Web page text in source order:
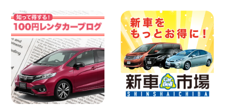
戸店
100円レンタカー 杉戸
2026年08月07日
佐渡でのドライブは安全第一!交通事故に
ご注意ください 新潟県 佐渡空港店
100円レンタカー 佐渡空港
2026年08月07日
楽しい佐渡旅行を守るために!安全運転の
お願い 新潟県 両津店
100円レンタカー 両津